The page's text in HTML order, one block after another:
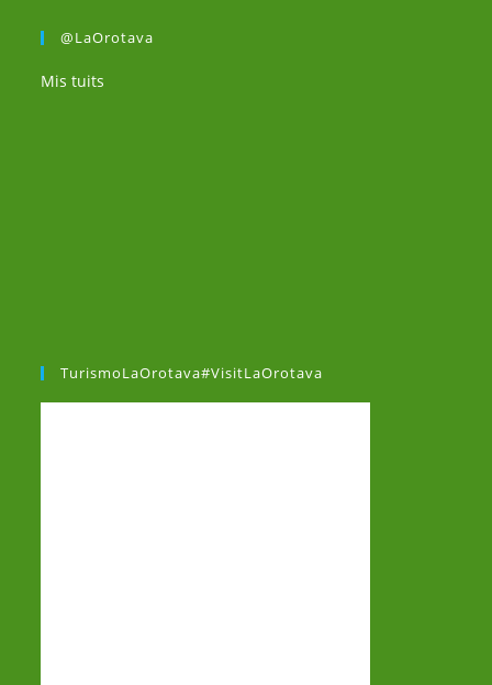
@LaOrotava
Mis tuits
TurismoLaOrotava#VisitLaOrotava